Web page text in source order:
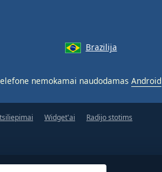
Brazilija
nemokamai naudodamas Android
Widget'ai Radijo stotims